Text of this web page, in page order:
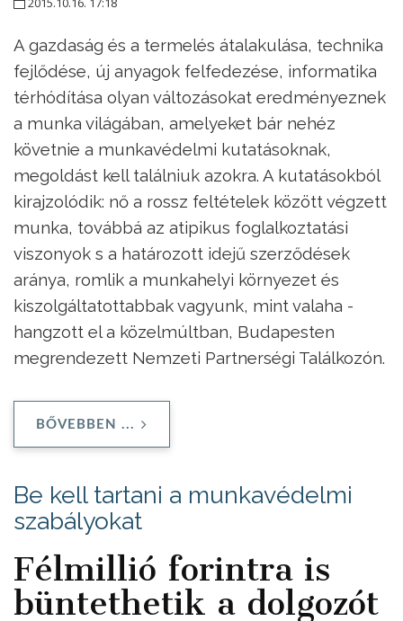
A gazdaság és a termelés átalakulása, technika
fejlődése, új anyagok felfedezése, informatika
térhódítása olyan változásokat eredményeznek
a munka világában, amelyeket bár nehéz
követnie a munkavédelmi kutatásoknak,
megoldást kell találniuk azokra. A kutatásokból
kirajzolódik: nő a rossz feltételek között végzett
munka, továbbá az atipikus foglalkoztatási
viszonyok s a határozott idejű szerződések
aránya, romlik a munkahelyi környezet és
kiszolgáltatottabbak vagyunk, mint valaha -
hangzott el a közelmúltban, Budapesten
megrendezett Nemzeti Partnerségi Találkozón.
BŐVEBBEN ...
Be kell tartani a munkavédelmi
szabályokat
Félmillió forintra is
büntethetik a dolgozót